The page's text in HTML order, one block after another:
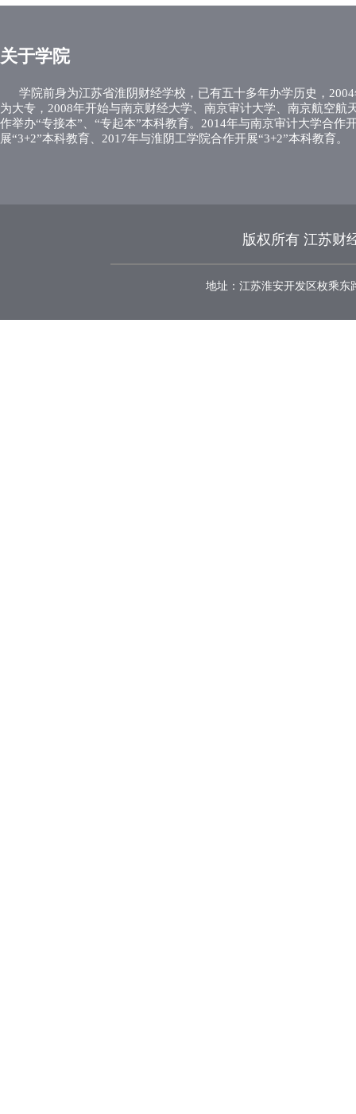
关于学院
学院前身为江苏省淮阴财经学校，已有五十多年办学历史，
为大专，2008年开始与南京财经大学、南京审计大学、南京航空航
作举办“专接本”、“专起本”本科教育。2014年与南京审计大学合作
展“3+2”本科教育、2017年与淮阴工学院合作开展“3+2”本科教育。
版权所有 江苏财
地址：江苏淮安开发区枚乘东